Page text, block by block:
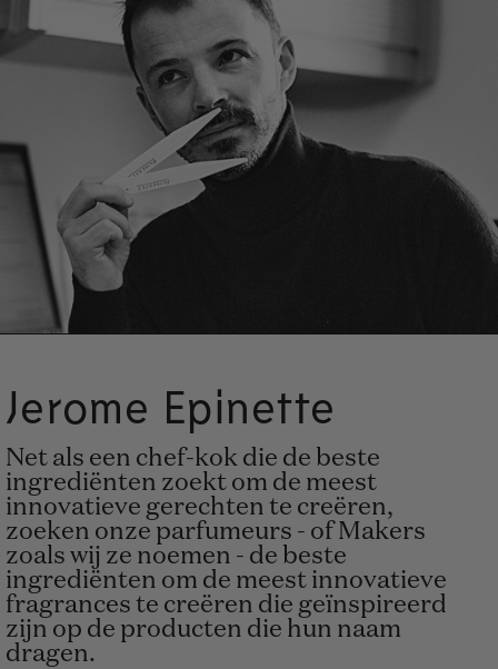
Jerome Epinette
Net als een chef-kok die de beste
ingrediënten zoekt om de meest
innovatieve gerechten te creëren,
zoeken onze parfumeurs - of Makers
zoals wij ze noemen - de beste
ingrediënten om de meest innovatieve
fragrances te creëren die geïnspireerd
zijn op de producten die hun naam
dragen.